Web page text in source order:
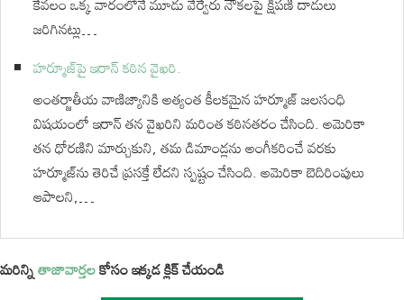
జరిగినట్లు…
హర్మూజ్‌పై ఇరాన్‌ కఠిన వైఖరి.
అంతర్జాతీయ వాణిజ్యానికి అత్యంత కీలకమైన హర్మూజ్ జలసంధి
విషయంలో ఇరాన్‌ తన వైఖరిని మరింత కఠినతరం చేసింది. అమెరికా
తన ధోరణిని మార్చుకుని, తమ డిమాండ్లను అంగీకరించే వరకు
హర్మూజ్‌ను తెరిచే ప్రసక్తే లేదని స్పష్టం చేసింది. అమెరికా బెదిరింపులు
ఆపాలని,…
మరిన్నితాజావార్తలకోసం ఇక్కడ క్లిక్ చేయండి